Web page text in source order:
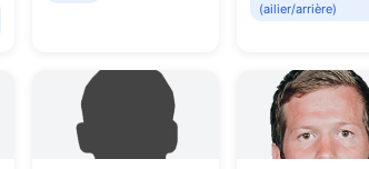
(ailier/arrière)